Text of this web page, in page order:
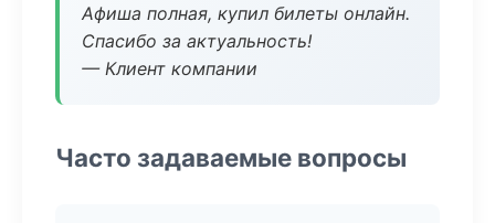
Афиша полная, купил билеты онлайн.
Спасибо за актуальность!
— Клиент компании
Часто задаваемые вопросы